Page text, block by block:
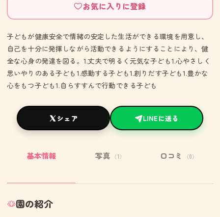
お気に入りに登録
子どもが健康安全で情緒の安定した生活ができる環境を用意し、
自己を十分に発揮しながら活動できるようにすることにより、健
全な心身の発達を図る。1.丈夫で明るく元気な子ども1.心やさしく
思いやりのある子ども1.感動する子ども1.創りだす子ども1.豊かな
心をもつ子ども1.自らすすんで行動できる子ども
シェア LINEに送る
基本情報 写真 （1） 口コミ （0）
園の紹介